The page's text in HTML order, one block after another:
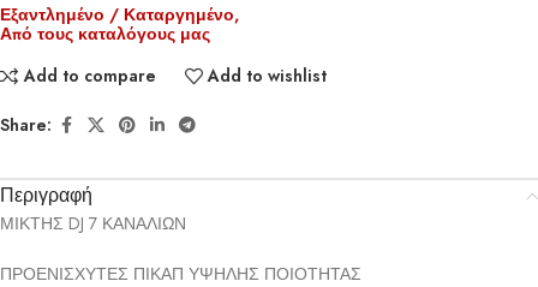
Εξαντλημένο / Καταργημένο,
Από τους καταλόγους μας
Add to compare
Add to wishlist
Share:
Περιγραφή
ΜΙΚΤΗΣ DJ 7 ΚΑΝΑΛΙΩΝ
ΠΡΟΕΝΙΣΧΥΤΕΣ ΠΙΚΑΠ ΥΨΗΛΗΣ ΠΟΙΟΤΗΤΑΣ